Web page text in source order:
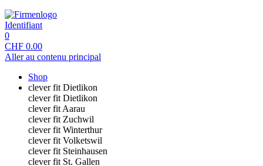
Identifiant
0
CHF 0.00
Aller au contenu principal
Shop
clever fit Dietlikon
clever fit Dietlikon
clever fit Aarau
clever fit Zuchwil
clever fit Winterthur
clever fit Volketswil
clever fit Steinhausen
clever fit St. Gallen